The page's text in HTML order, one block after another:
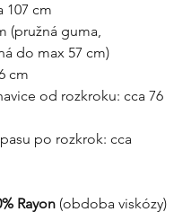
107 cm
(pružná guma,
do max 57 cm)
cm
od rozkroku: cca 76
po rozkrok: cca
Rayon (obdoba viskózy)